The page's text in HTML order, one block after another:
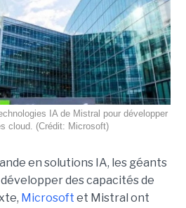
IA de Mistral pour développer
cloud. (Crédit: Microsoft)
en solutions IA, les géants
des capacités de
Microsoft et Mistral ont